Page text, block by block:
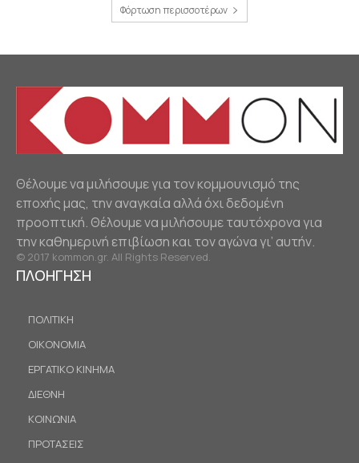
Φόρτωση περισσοτέρων
Θέλουμε να μιλήσουμε για τον κομμουνισμό της
εποχής μας, την αναγκαία αλλά όχι δεδομένη
προοπτική. Θέλουμε να μιλήσουμε ταυτόχρονα για
την καθημερινή επιβίωση και τον αγώνα γι’ αυτήν.
© 2017 kommon.gr. All Rights Reserved.
ΠΛΟΗΓΗΣΗ
ΠΟΛΙΤΙΚΗ
ΟΙΚΟΝΟΜΙΑ
ΕΡΓΑΤΙΚΟ ΚΙΝΗΜΑ
ΔΙΕΘΝΗ
ΚΟΙΝΩΝΙΑ
ΠΡΟΤΑΣΕΙΣ